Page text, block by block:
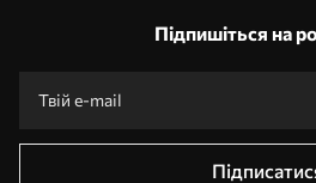
Підпишіться на